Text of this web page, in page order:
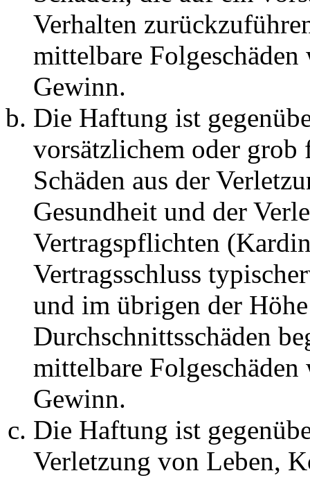
Verhalten
mittelbare Folgeschäden
Gewinn.
Die Haftung ist
vorsätzlichem oder grob
Schäden aus der
Gesundheit und der
Vertragspflichten
Vertragsschluss
und im übrigen der
Durchschnittsschäden
mittelbare Folgeschäden
Gewinn.
Die Haftung ist
Verletzung von Leben,